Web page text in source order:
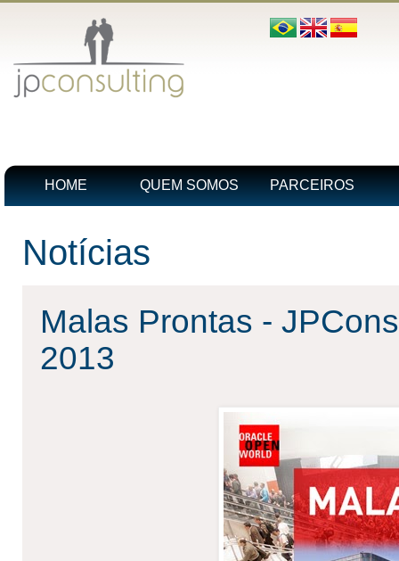
HOME QUEM SOMOS PARCEIROS
Notícias
Malas Prontas -
2013